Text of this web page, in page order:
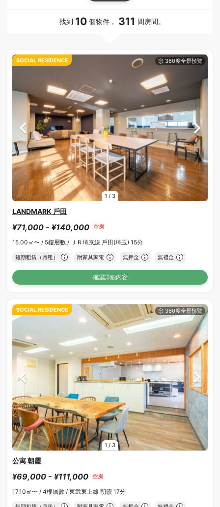
找到 10 個物件， 311 間房間。
1 / 3
SOCIAL RESIDENCE
LANDMARK 戶田
¥71,000 - ¥140,000 空房
15.00㎡〜 / 5樓層數 / ＪＲ埼京線 戶田(埼玉) 15分
短期租賃（月租） 附家具家電 無押金 無禮金
確認詳細內容
1 / 3
SOCIAL RESIDENCE
公寓 朝霞
¥69,000 - ¥111,000 空房
17.10㎡〜 / 4樓層數 / 東武東上線 朝霞 17分